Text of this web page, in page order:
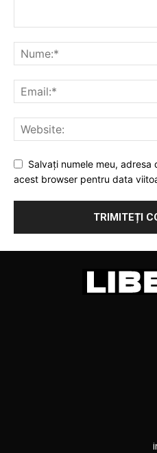
Salvați numele meu,
acest browser pentru data